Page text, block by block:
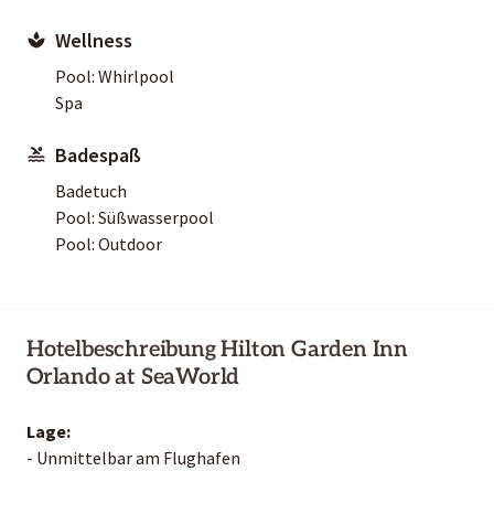
Wellness
Pool: Whirlpool
Spa
Badespaß
Badetuch
Pool: Süßwasserpool
Pool: Outdoor
Hotelbeschreibung Hilton Garden Inn
Orlando at SeaWorld
Lage:
- Unmittelbar am Flughafen